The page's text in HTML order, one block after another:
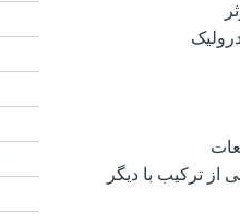
از ترکیب با دیگر